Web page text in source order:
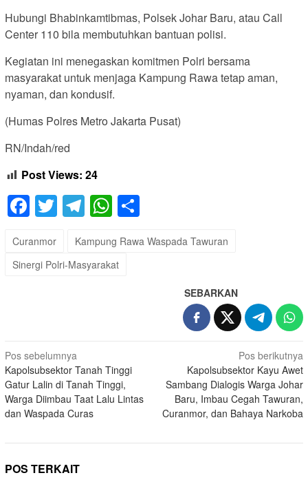
Hubungi Bhabinkamtibmas, Polsek Johar Baru, atau Call
Center 110 bila membutuhkan bantuan polisi.
Kegiatan ini menegaskan komitmen Polri bersama
masyarakat untuk menjaga Kampung Rawa tetap aman,
nyaman, dan kondusif.
(Humas Polres Metro Jakarta Pusat)
RN/Indah/red
Post Views: 24
Facebook
Twitter
Telegram
WhatsApp
Curanmor
Kampung Rawa Waspada Tawuran
Sinergi Polri-Masyarakat
SEBARKAN
Navigasi
pos
Pos sebelumnya
Kapolsubsektor Tanah Tinggi
Gatur Lalin di Tanah Tinggi,
Warga Diimbau Taat Lalu Lintas
dan Waspada Curas
Pos berikutnya
Kapolsubsektor Kayu Awet
Sambang Dialogis Warga Johar
Baru, Imbau Cegah Tawuran,
Curanmor, dan Bahaya Narkoba
POS TERKAIT